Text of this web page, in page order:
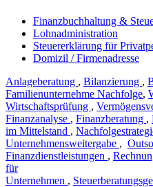
Finanzbuchhaltung &
Lohnadministration
Steuererklärung für
Domizil / Firmenadresse
Anlageberatung , Bilanzierung ,
Familienunternehme Nachfolge,
Wirtschaftsprüfung ,
Finanzanalyse , Finanzberatung ,
im Mittelstand ,
Unternehmensweitergabe ,
Finanzdienstleistungen ,
für
Unternehmen ,